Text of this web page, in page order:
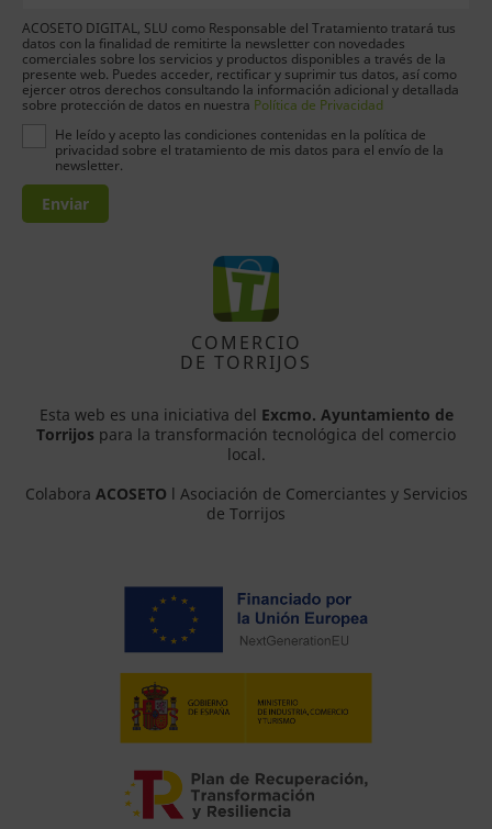
ACOSETO DIGITAL, SLU como Responsable del Tratamiento tratará tus
datos con la finalidad de remitirte la newsletter con novedades
comerciales sobre los servicios y productos disponibles a través de la
presente web. Puedes acceder, rectificar y suprimir tus datos, así como
ejercer otros derechos consultando la información adicional y detallada
sobre protección de datos en nuestra Política de Privacidad
He leído y acepto las condiciones contenidas en la política de
privacidad sobre el tratamiento de mis datos para el envío de la
newsletter.
Enviar
COMERCIO
DE TORRIJOS
Esta web es una iniciativa del Excmo. Ayuntamiento de
Torrijos para la transformación tecnológica del comercio
local.
Colabora ACOSETO l Asociación de Comerciantes y Servicios
de Torrijos